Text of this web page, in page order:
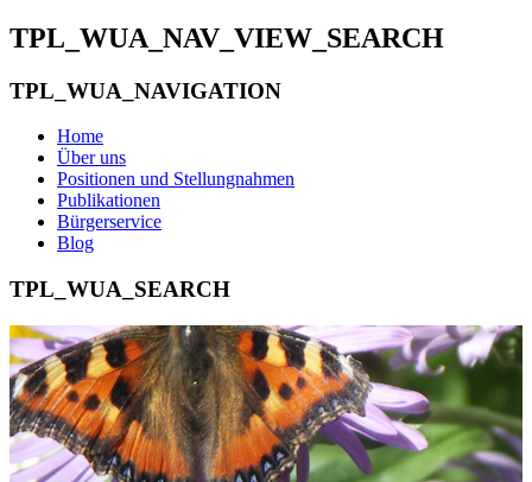
TPL_WUA_NAV_VIEW_SEARCH
TPL_WUA_NAVIGATION
Home
Über uns
Positionen und Stellungnahmen
Publikationen
Bürgerservice
Blog
TPL_WUA_SEARCH